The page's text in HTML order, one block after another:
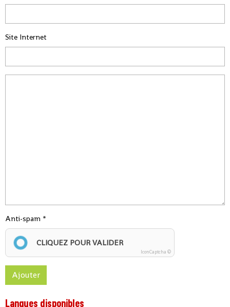
Site Internet
Anti-spam
CLIQUEZ POUR VALIDER
IconCaptcha ©
Ajouter
Langues disponibles